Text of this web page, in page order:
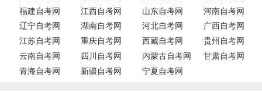
福建自考网
江西自考网 山东自考网
河南自考网
辽宁自考网
湖南自考网 河北自考网
广西自考网
江苏自考网
重庆自考网 西藏自考网
贵州自考网
云南自考网
四川自考网 内蒙古自考网
甘肃自考网
青海自考网
新疆自考网 宁夏自考网